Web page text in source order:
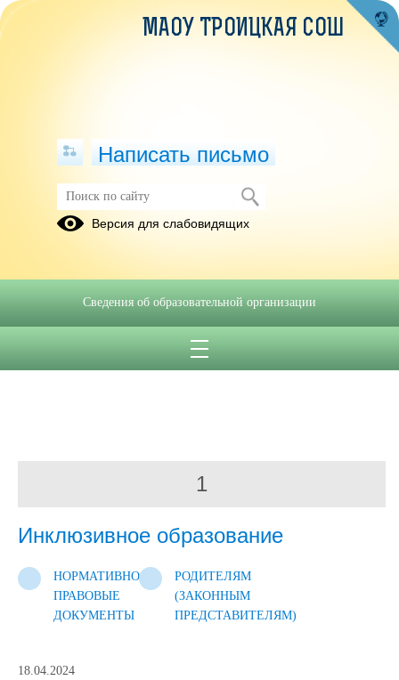
1
Инклюзивное образование
НОРМАТИВНО-
ПРАВОВЫЕ
ДОКУМЕНТЫ
РОДИТЕЛЯМ
(ЗАКОННЫМ
ПРЕДСТАВИТЕЛЯМ)
18.04.2024
МАОУ ТРОИЦКАЯ СОШ
Написать письмо
Версия для слабовидящих
Сведения об образовательной организации